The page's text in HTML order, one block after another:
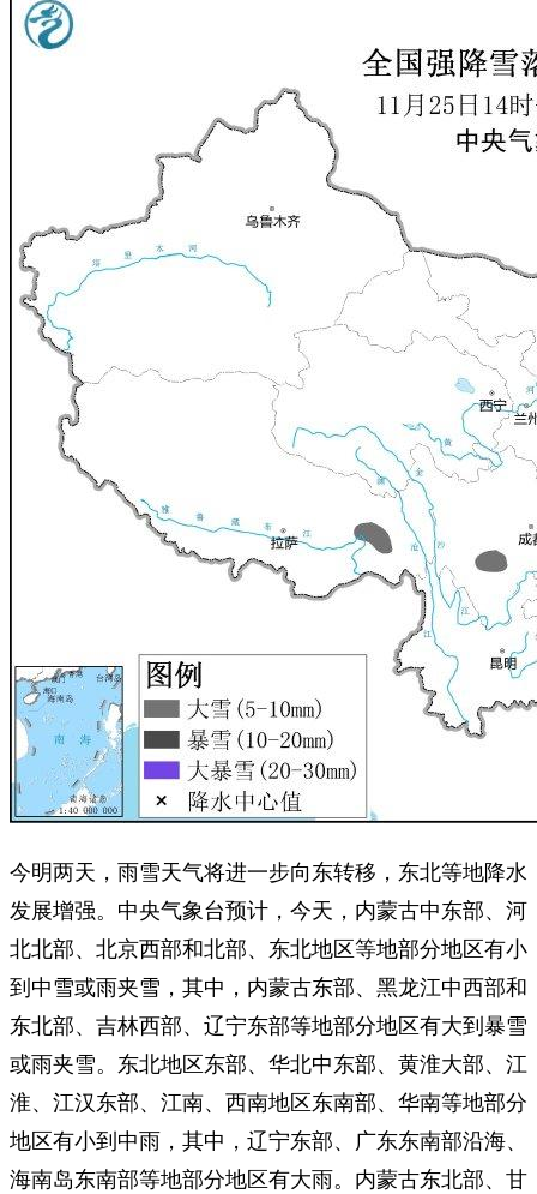
今明两天，雨雪天气将进一步向东转移，东北等地降水
发展增强。中央气象台预计，今天，内蒙古中东部、河
北北部、北京西部和北部、东北地区等地部分地区有小
到中雪或雨夹雪，其中，内蒙古东部、黑龙江中西部和
东北部、吉林西部、辽宁东部等地部分地区有大到暴雪
或雨夹雪。东北地区东部、华北中东部、黄淮大部、江
淮、江汉东部、江南、西南地区东南部、华南等地部分
地区有小到中雨，其中，辽宁东部、广东东南部沿海、
海南岛东南部等地部分地区有大雨。内蒙古东北部、甘